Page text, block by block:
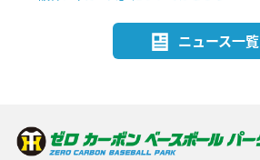
ニュース一覧